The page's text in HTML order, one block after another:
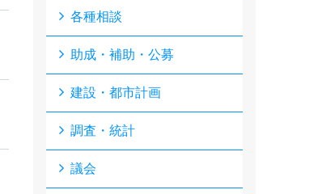
各種相談
助成・補助・公募
建設・都市計画
調査・統計
議会